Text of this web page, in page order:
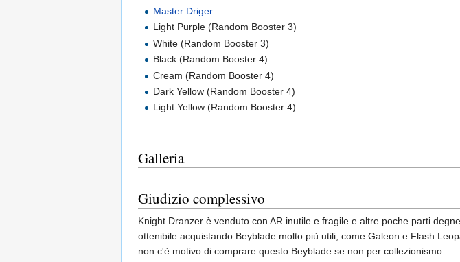
Master Driger
Light Purple (Random Booster 3)
White (Random Booster 3)
Black (Random Booster 4)
Cream (Random Booster 4)
Dark Yellow (Random Booster 4)
Light Yellow (Random Booster 4)
Galleria
Giudizio complessivo
Knight Dranzer è venduto con AR inutile e fragile e altre poche parti
ottenibile acquistando Beyblade molto più utili, come Galeon e Flash
non c'è motivo di comprare questo Beyblade se non per collezionismo.